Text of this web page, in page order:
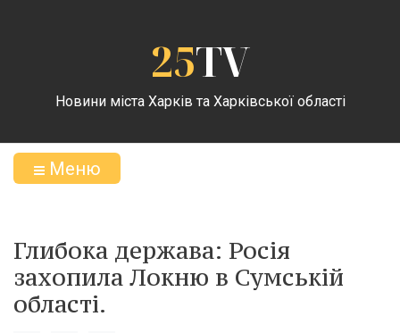
25TV
Новини міста Харків та Харківської області
Меню
Глибока держава: Росія
захопила Локню в Сумській
області.